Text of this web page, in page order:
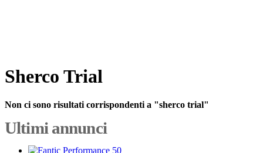
Sherco Trial
Non ci sono risultati corrispondenti a "sherco trial"
Ultimi annunci